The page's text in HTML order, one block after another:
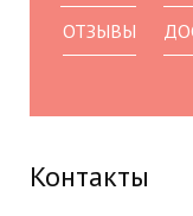
ОТЗЫВЫ
Контакты